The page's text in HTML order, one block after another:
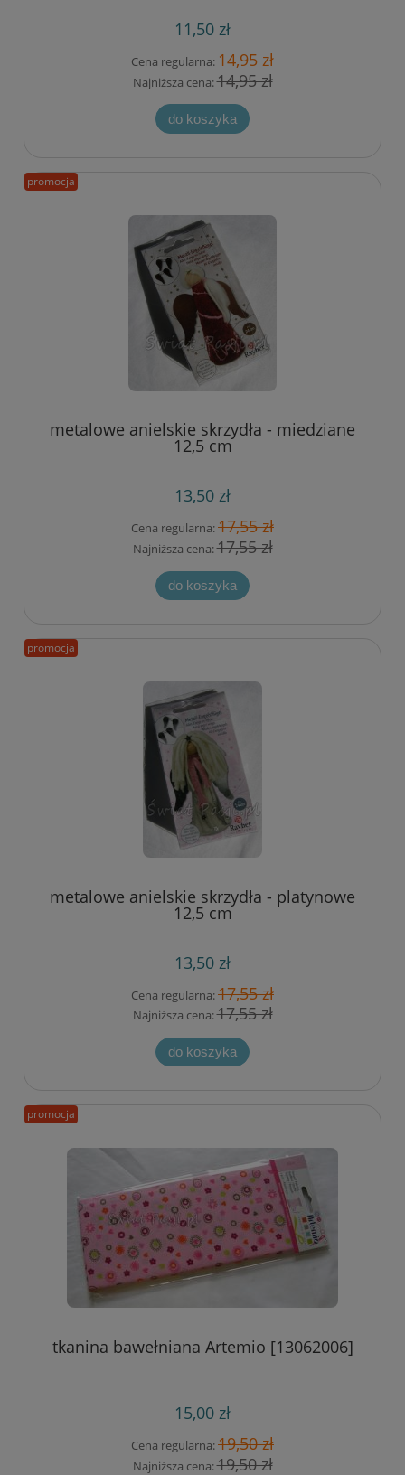
11,50 zł
Cena regularna:14,95 zł
Najniższa cena:14,95 zł
do koszyka
metalowe anielskie skrzydła - miedziane
12,5 cm
13,50 zł
Cena regularna:17,55 zł
Najniższa cena:17,55 zł
do koszyka
promocja
metalowe anielskie skrzydła - platynowe
12,5 cm
13,50 zł
Cena regularna:17,55 zł
Najniższa cena:17,55 zł
do koszyka
promocja
tkanina bawełniana Artemio [13062006]
15,00 zł
Cena regularna:19,50 zł
Najniższa cena:19,50 zł
promocja